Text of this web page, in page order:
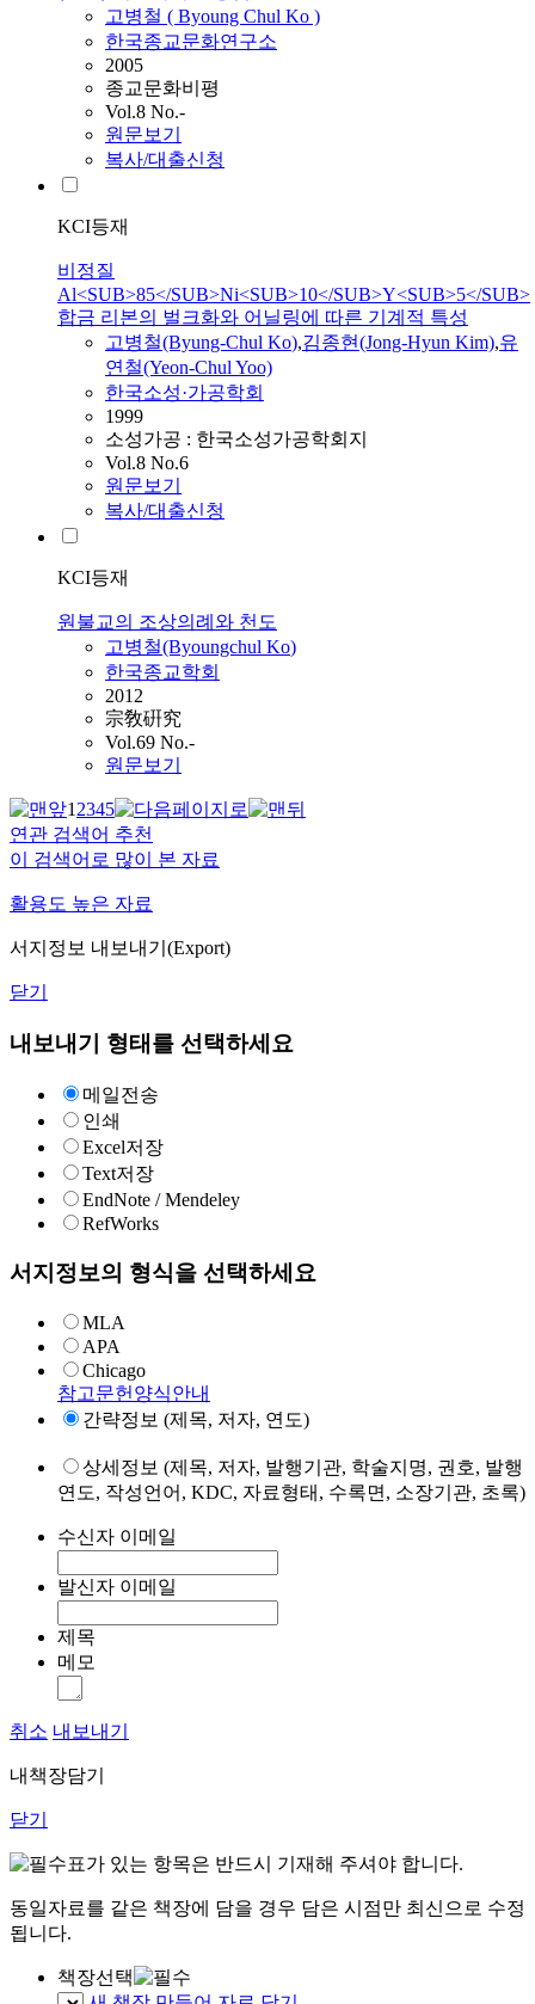
고병철 ( Byoung Chul Ko )
한국종교문화연구소
2005
종교문화비평
Vol.8 No.-
원문보기
복사/대출신청
KCI등재
비정질
Al<SUB>85</SUB>Ni<SUB>10</SUB>Y<SUB>5</SUB>
합금 리본의 벌크화와 어닐링에 따른 기계적 특성
고병철(Byung-Chul Ko),김종현(Jong-Hyun Kim),유
연철(Yeon-Chul Yoo)
한국소성·가공학회
1999
소성가공 : 한국소성가공학회지
Vol.8 No.6
원문보기
복사/대출신청
KCI등재
원불교의 조상의례와 천도
고병철(Byoungchul Ko)
한국종교학회
2012
宗敎硏究
Vol.69 No.-
원문보기
12345
연관 검색어 추천
이 검색어로 많이 본 자료
활용도 높은 자료
서지정보 내보내기(Export)
닫기
내보내기 형태를 선택하세요
메일전송
인쇄
Excel저장
Text저장
EndNote / Mendeley
RefWorks
서지정보의 형식을 선택하세요
MLA
APA
Chicago
참고문헌양식안내
간략정보 (제목, 저자, 연도)
상세정보 (제목, 저자, 발행기관, 학술지명, 권호, 발행
연도, 작성언어, KDC, 자료형태, 수록면, 소장기관, 초록)
수신자 이메일
발신자 이메일
제목
메모
취소 내보내기
내책장담기
닫기
표가 있는 항목은 반드시 기재해 주셔야 합니다.
동일자료를 같은 책장에 담을 경우 담은 시점만 최신으로 수정
됩니다.
책장선택